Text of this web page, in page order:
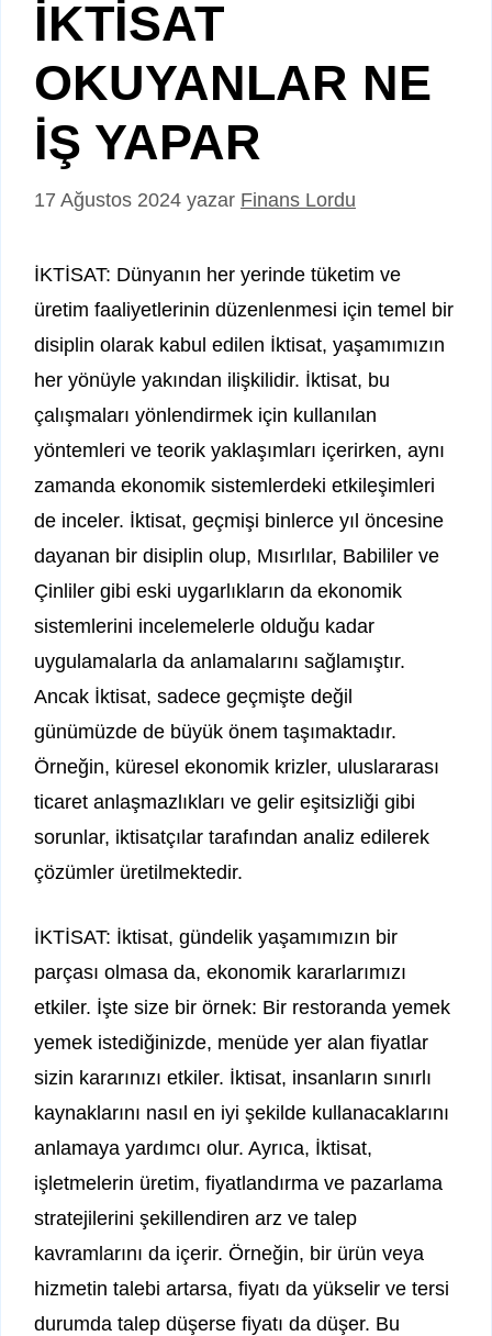
İKTİSAT
OKUYANLAR NE
İŞ YAPAR
17 Ağustos 2024 yazar Finans Lordu
İKTİSAT: Dünyanın her yerinde tüketim ve
üretim faaliyetlerinin düzenlenmesi için temel bir
disiplin olarak kabul edilen İktisat, yaşamımızın
her yönüyle yakından ilişkilidir. İktisat, bu
çalışmaları yönlendirmek için kullanılan
yöntemleri ve teorik yaklaşımları içerirken, aynı
zamanda ekonomik sistemlerdeki etkileşimleri
de inceler. İktisat, geçmişi binlerce yıl öncesine
dayanan bir disiplin olup, Mısırlılar, Babililer ve
Çinliler gibi eski uygarlıkların da ekonomik
sistemlerini incelemelerle olduğu kadar
uygulamalarla da anlamalarını sağlamıştır.
Ancak İktisat, sadece geçmişte değil
günümüzde de büyük önem taşımaktadır.
Örneğin, küresel ekonomik krizler, uluslararası
ticaret anlaşmazlıkları ve gelir eşitsizliği gibi
sorunlar, iktisatçılar tarafından analiz edilerek
çözümler üretilmektedir.
İKTİSAT: İktisat, gündelik yaşamımızın bir
parçası olmasa da, ekonomik kararlarımızı
etkiler. İşte size bir örnek: Bir restoranda yemek
yemek istediğinizde, menüde yer alan fiyatlar
sizin kararınızı etkiler. İktisat, insanların sınırlı
kaynaklarını nasıl en iyi şekilde kullanacaklarını
anlamaya yardımcı olur. Ayrıca, İktisat,
işletmelerin üretim, fiyatlandırma ve pazarlama
stratejilerini şekillendiren arz ve talep
kavramlarını da içerir. Örneğin, bir ürün veya
hizmetin talebi artarsa, fiyatı da yükselir ve tersi
durumda talep düşerse fiyatı da düşer. Bu